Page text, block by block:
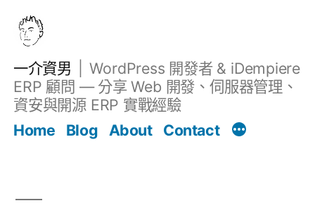
一介資男
WordPress 開發者 & iDempiere
ERP 顧問 — 分享 Web 開發、伺服器管理、
資安與開源 ERP 實戰經驗
Home
Blog About Contact
文章 Filter